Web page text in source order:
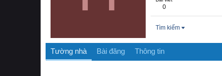
0
Tìm kiếm
Tường nhà Bài đăng Thông tin